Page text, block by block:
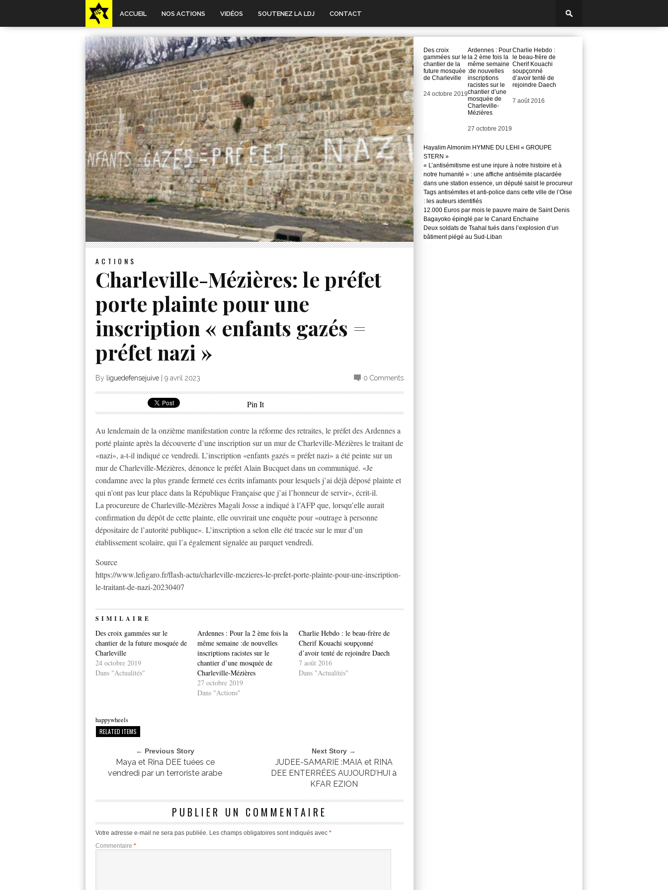
ACCUEIL NOS ACTIONS VIDÉOS SOUTENEZ LA LDJ CONTACT
ACTIONS
Charleville-Mézières: le préfet
porte plainte pour une
inscription « enfants gazés =
préfet nazi »
By liguedefensejuive | 9 avril 2023 0 Comments
Pin It
Au lendemain de la onzième manifestation contre la réforme des retraites, le préfet des Ardennes a
porté plainte après la découverte d’une inscription sur un mur de Charleville-Mézières le traitant de
«nazi», a-t-il indiqué ce vendredi. L’inscription «enfants gazés = préfet nazi» a été peinte sur un
mur de Charleville-Mézières, dénonce le préfet Alain Bucquet dans un communiqué. «Je
condamne avec la plus grande fermeté ces écrits infamants pour lesquels j’ai déjà déposé plainte et
qui n’ont pas leur place dans la République Française que j’ai l’honneur de servir», écrit-il.
La procureure de Charleville-Mézières Magali Josse a indiqué à l’AFP que, lorsqu’elle aurait
confirmation du dépôt de cette plainte, elle ouvrirait une enquête pour «outrage à personne
dépositaire de l’autorité publique». L’inscription a selon elle été tracée sur le mur d’un
établissement scolaire, qui l’a également signalée au parquet vendredi.
Source
https://www.lefigaro.fr/flash-actu/charleville-mezieres-le-prefet-porte-plainte-pour-une-inscription-
le-traitant-de-nazi-20230407
SIMILAIRE
Des croix gammées sur le
chantier de la future mosquée de
Charleville
24 octobre 2019
Dans "Actualités"
Ardennes : Pour la 2 ème fois la
même semaine :de nouvelles
inscriptions racistes sur le
chantier d’une mosquée de
Charleville-Mézières
27 octobre 2019
Dans "Actions"
Charlie Hebdo : le beau-frère de
Cherif Kouachi soupçonné
d’avoir tenté de rejoindre Daech
7 août 2016
Dans "Actualités"
happywheels
RELATED ITEMS
← Previous Story
Maya et Rina DEE tuées ce
vendredi par un terroriste arabe
Next Story →
JUDEE-SAMARIE :MAIA et RINA
DEE ENTERRÉES AUJOURD’HUI à
KFAR EZION
PUBLIER UN COMMENTAIRE
Votre adresse e-mail ne sera pas publiée. Les champs obligatoires sont indiqués avec *
Commentaire *
Des croix
gammées sur le
chantier de la
future mosquée
de Charleville
Date
24 octobre 2019
Ardennes : Pour
la 2 ème fois la
même semaine
:de nouvelles
inscriptions
racistes sur le
chantier d’une
mosquée de
Charleville-
Mézières
Date
27 octobre 2019
Charlie Hebdo :
le beau-frère de
Cherif Kouachi
soupçonné
d’avoir tenté de
rejoindre Daech
Date
7 août 2016
Hayalim Almonim HYMNE DU LEHI « GROUPE
STERN »
« L’antisémitisme est une injure à notre histoire et à
notre humanité » : une affiche antisémite placardée
dans une station essence, un député saisit le procureur
Tags antisémites et anti-police dans cette ville de l’Oise
: les auteurs identifiés
12.000 Euros par mois le pauvre maire de Saint Denis
Bagayoko épinglé par le Canard Enchaine
Deux soldats de Tsahal tués dans l’explosion d’un
bâtiment piégé au Sud-Liban